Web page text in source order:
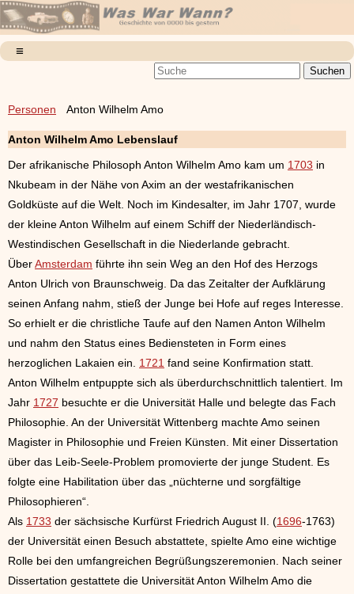
Personen Anton Wilhelm Amo
Anton Wilhelm Amo Lebenslauf
Der afrikanische Philosoph Anton Wilhelm Amo kam um 1703 in
Nkubeam in der Nähe von Axim an der westafrikanischen
Goldküste auf die Welt. Noch im Kindesalter, im Jahr 1707, wurde
der kleine Anton Wilhelm auf einem Schiff der Niederländisch-
Westindischen Gesellschaft in die Niederlande gebracht.
ÜberAmsterdam führte ihn sein Weg an den Hof des Herzogs
Anton Ulrich von Braunschweig. Da das Zeitalter der Aufklärung
seinen Anfang nahm, stieß der Junge bei Hofe auf reges Interesse.
So erhielt er die christliche Taufe auf den Namen Anton Wilhelm
und nahm den Status eines Bediensteten in Form eines
herzoglichen Lakaien ein. 1721 fand seine Konfirmation statt.
Anton Wilhelm entpuppte sich als überdurchschnittlich talentiert. Im
Jahr 1727 besuchte er die Universität Halle und belegte das Fach
Philosophie. An der Universität Wittenberg machte Amo seinen
Magister in Philosophie und Freien Künsten. Mit einer Dissertation
über das Leib-Seele-Problem promovierte der junge Student. Es
folgte eine Habilitation über das „nüchterne und sorgfältige
Philosophieren“.
Als 1733 der sächsische Kurfürst Friedrich August II. (1696-1763)
der Universität einen Besuch abstattete, spielte Amo eine wichtige
Rolle bei den umfangreichen Begrüßungszeremonien. Nach seiner
Dissertation gestattete die Universität Anton Wilhelm Amo die